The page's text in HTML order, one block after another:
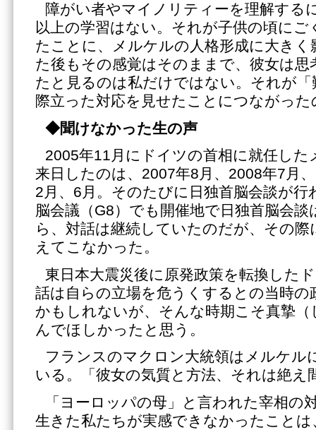
障がい者やマイノリティーを理解する
以上の学習はない。それが子供の頃に
たことに、メルケルの人格形成に大きく
た後もその感覚はそのままで、彼女は思
たと見るのは私だけではない。それが
際立った対応を見せたことにつながっ
◆聞けなかった生の声
2005年11月にドイツの首相に就任した
来日したのは、2007年8月、2008年7月
2月、6月。そのたびに日独首脳会談が行
脳会議（G8）でも開催地で日独首脳会
ら、対話は継続していたのだが、その際
えてこなかった。
東日本大震災後に原発政策を転換した
話は自らの立場を危うくするとの当時の
かもしれないが、そんな時期こそ真摯
んでほしかったと思う。
フランスのマクロン大統領はメルケル
いる。「彼女の気質と方法、それは絶え
「ヨーロッパの母」と言われた宰相の
生きた私たちが実感できなかったこと